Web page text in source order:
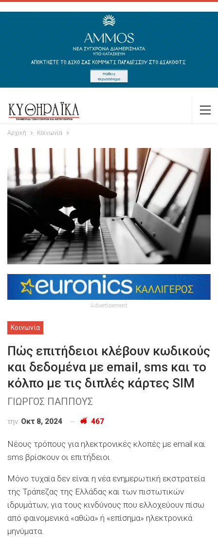
Αρχική Κοινωνία
Advertisement
Κοινωνία
Πώς επιτήδειοι κλέβουν κωδικούς
και δεδομένα με email, sms και το
κόλπο με τις διπλές κάρτες SIM
ΓΙΩΡΓΟΣ ΠΑΠΠΟΥΣ
την Οκτ 8, 2024 467
Νέους τρόπους για ηλεκτρονικές κλοπές με email και
sms βρίσκουν οι επιτήδειοι.
Μόνο τυχαία δεν είναι η νέα ενημερωτική εκστρατεία
της Τράπεζας της Ελλάδας και των πιστωτικών
ιδρυμάτων, για τους κινδύνους που ελλοχεύουν πίσω
από φαινομενικά «αθώα» ή «επίσημα» ηλεκτρονικά
μηνύματα.